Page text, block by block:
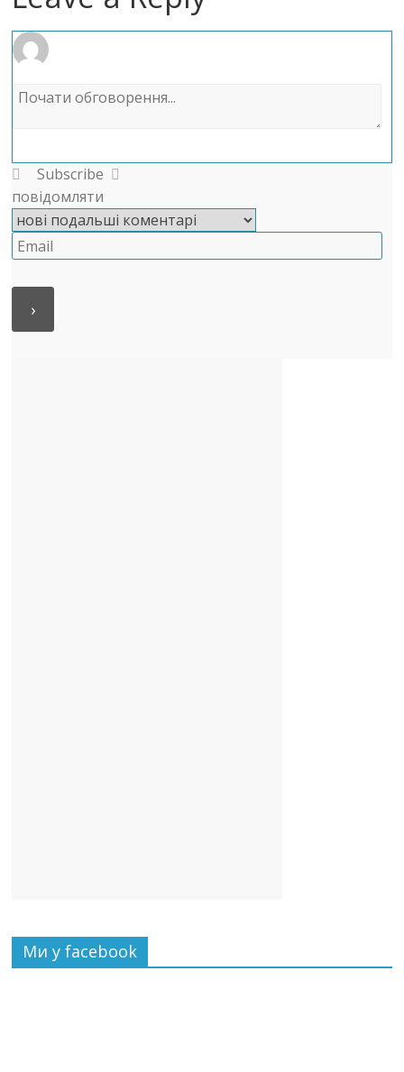
Subscribe
повідомляти
Ми у facebook